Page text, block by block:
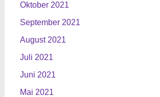
Oktober 2021
September 2021
August 2021
Juli 2021
Juni 2021
Mai 2021